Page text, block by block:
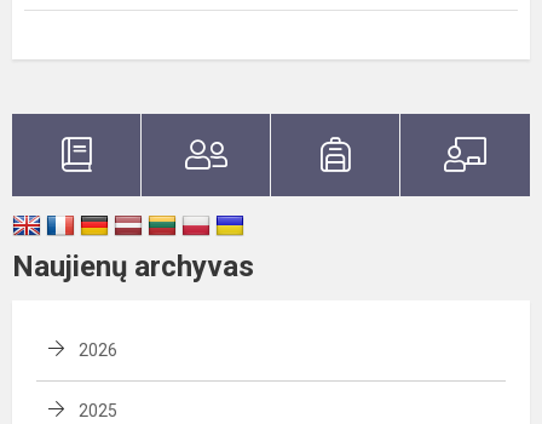
Naujienų archyvas
2026
2025